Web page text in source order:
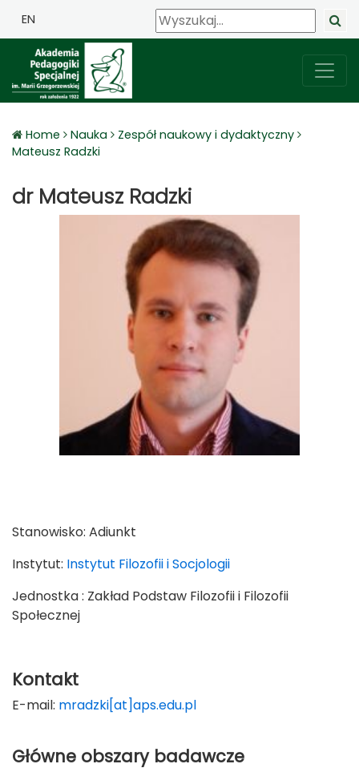
EN
Home Nauka
Zespół naukowy i dydaktyczny
Mateusz Radzki
dr Mateusz Radzki
Stanowisko: Adiunkt
Instytut: Instytut Filozofii i Socjologii
Jednostka : Zakład Podstaw Filozofii i Filozofii
Społecznej
Kontakt
E-mail: mradzki[at]aps.edu.pl
Główne obszary badawcze